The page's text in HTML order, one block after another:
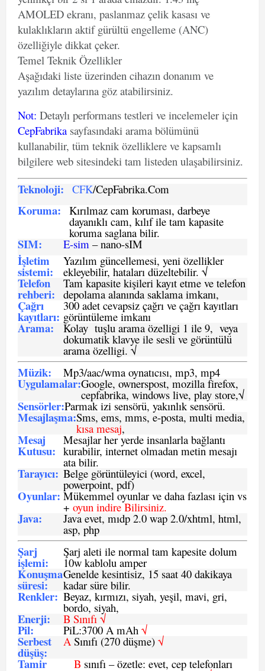
AMOLED ekranı, paslanmaz çelik kasası ve
kulaklıkların aktif gürültü engelleme (ANC)
özelliğiyle dikkat çeker.
Temel Teknik Özellikler
Aşağıdaki liste üzerinden cihazın donanım ve
yazılım detaylarına göz atabilirsiniz.
Not: Detaylı performans testleri ve incelemeler için
CepFabrika sayfasındaki arama bölümünü
kullanabilir, tüm teknik özelliklere ve kapsamlı
bilgilere web sitesindeki tam listeden ulaşabilirsiniz.
Teknoloji: CFK/CepFabrika.Com
Koruma: Kırılmaz cam koruması, darbeye
dayanıklı cam, kılıf ile tam kapasite
koruma saglana bilir.
SIM: E-sim – nano-sIM
İşletim
sistemi:
Yazılım güncellemesi, yeni özellikler
ekleyebilir, hataları düzeltebilir. √
Telefon
rehberi:
Tam kapasite kişileri kayıt etme ve telefon
depolama alanında saklama imkanı,
Çağrı
kayıtları:
300 adet cevapsiz çağrı ve çağrı kayıtları
görüntüleme imkanı
Arama: Kolay tuşlu arama özelligi 1 ile 9, veya
dokumatik klavye ile sesli ve görüntülü
arama özelligi. √
Müzik: Mp3/aac/wma oynatıcısı, mp3, mp4
Uygulamalar:Google, ownerspost, mozilla firefox,
cepfabrika, windows live, play store,√
Sensörler:Parmak izi sensörü, yakınlık sensörü.
Mesajlaşma:Sms, ems, mms, e-posta, multi media,
kısa mesaj,
Mesaj
Kutusu:
Mesajlar her yerde insanlarla bağlantı
kurabilir, internet olmadan metin mesajı
ata bilir.
Tarayıcı: Belge görüntüleyici (word, excel,
powerpoint, pdf)
Oyunlar: Mükemmel oyunlar ve daha fazlası için vs
+ oyun indire Bilirsiniz.
Java: Java evet, mıdp 2.0 wap 2.0/xhtml, html,
asp, php
Şarj
işlemi:
Şarj aleti ile normal tam kapesite dolum
10w kablolu amper
Konuşma
süresi:
Genelde kesintisiz, 15 saat 40 dakikaya
kadar süre bilir.
Renkler: Beyaz, kırmızı, siyah, yeşil, mavi, gri,
bordo, siyah,
Enerji: B Sınıfı √
Pil: PiL:3700 A mAh √
Serbest
düşüş:
ASınıfı (270 düşme) √
Tamir B sınıfı – özetle: evet, cep telefonları